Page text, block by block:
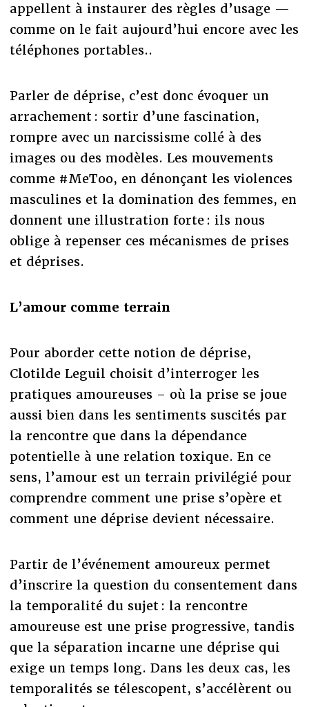
appellent à instaurer des règles d’usage —
comme on le fait aujourd’hui encore avec les
téléphones portables..
Parler de déprise, c’est donc évoquer un
arrachement : sortir d’une fascination,
rompre avec un narcissisme collé à des
images ou des modèles. Les mouvements
comme #MeToo, en dénonçant les violences
masculines et la domination des femmes, en
donnent une illustration forte : ils nous
oblige à repenser ces mécanismes de prises
et déprises.
L’amour comme terrain
Pour aborder cette notion de déprise,
Clotilde Leguil choisit d’interroger les
pratiques amoureuses – où la prise se joue
aussi bien dans les sentiments suscités par
la rencontre que dans la dépendance
potentielle à une relation toxique. En ce
sens, l’amour est un terrain privilégié pour
comprendre comment une prise s’opère et
comment une déprise devient nécessaire.
Partir de l’événement amoureux permet
d’inscrire la question du consentement dans
la temporalité du sujet : la rencontre
amoureuse est une prise progressive, tandis
que la séparation incarne une déprise qui
exige un temps long. Dans les deux cas, les
temporalités se télescopent, s’accélèrent ou